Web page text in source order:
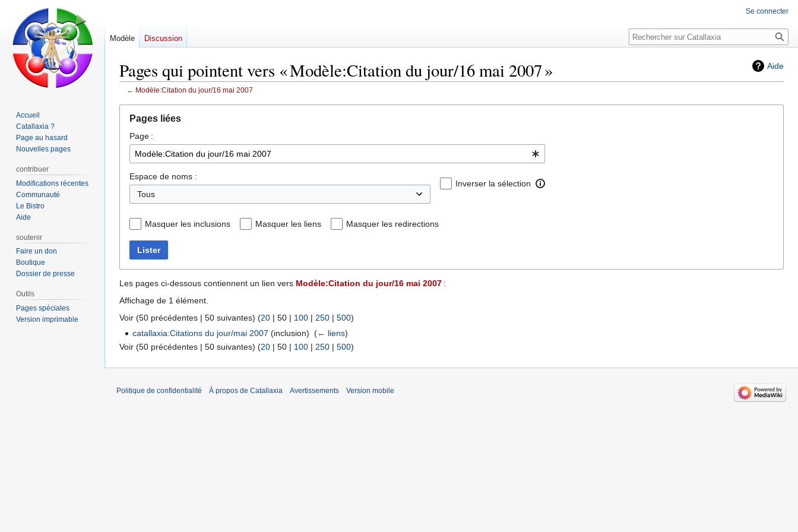
Aide
Pages qui pointent vers « Modèle:Citation du jour/16 mai 2007 »
← Modèle:Citation du jour/16 mai 2007
navigation
recherche
Pages liées
Page :
Espace de noms :
Inverser la sélection
Masquer les inclusions Masquer les liens Masquer les redirections
Lister
Les pages ci-dessous contiennent un lien vers Modèle:Citation du jour/16 mai 2007 :
Affichage de 1 élément.
Voir (50 précédentes | 50 suivantes) (20 | 50 | 100 | 250 | 500)
catallaxia:Citations du jour/mai 2007 (inclusion) ‎(← liens)
Voir (50 précédentes | 50 suivantes) (20 | 50 | 100 | 250 | 500)
Se connecter
Modèle Discussion Rechercher
Accueil
Catallaxia ?
Page au hasard
Nouvelles pages
contribuer
Modifications récentes
Communauté
Le Bistro
Aide
soutenir
Faire un don
Boutique
Dossier de presse
Outils
Pages spéciales
Version imprimable
Politique de confidentialité À propos de Catallaxia Avertissements Version mobile